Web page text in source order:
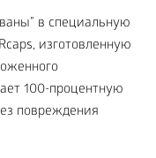
в специальную
изготовленную
100-процентную
повреждения